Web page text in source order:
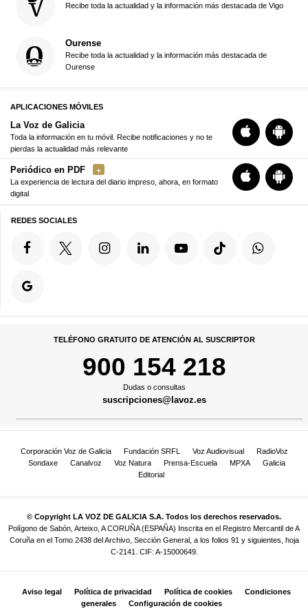
Recibe toda la actualidad y la información más destacada de Vigo
Ourense
Recibe toda la actualidad y la información más destacada de
Ourense
APLICACIONES MÓVILES
La Voz de Galicia
Toda la información en tu móvil. Recibe notificaciones y no te
pierdas la actualidad más relevante
Periódico en PDF
La experiencia de lectura del diario impreso, ahora, en formato
digital
REDES SOCIALES
TELÉFONO GRATUITO DE ATENCIÓN AL SUSCRIPTOR
900 154 218
Dudas o consultas
suscripciones@lavoz.es
Corporación Voz de Galicia Fundación SRFL Voz Audiovisual
RadioVoz
Sondaxe
Canalvoz Voz Natura Prensa-Escuela MPXA
Galicia
Editorial
© Copyright LA VOZ DE GALICIA S.A. Todos los derechos reservados.
Polígono de Sabón, Arteixo, A CORUÑA (ESPAÑA) Inscrita en el Registro Mercantil de A
Coruña en el Tomo 2438 del Archivo, Sección General, a los folios 91 y siguientes, hoja
C-2141. CIF: A-15000649.
Aviso legal Política de privacidad Política de cookies
Condiciones
generales
Configuración de cookies